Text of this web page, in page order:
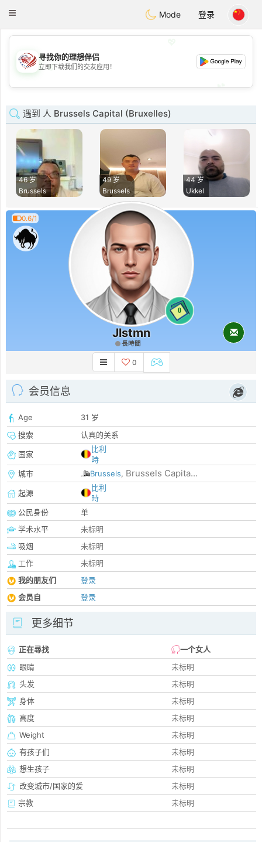
Dating
Toggle
Mode 登录
💖
寻找你的理想伴侣
立即下载我们的交友应用！
遇到 人 Brussels Capital (Bruxelles)
46 岁
Brussels
49 岁
Brussels
44 岁
Ukkel
0.6/1
0
Jlstmn
長時間
0
会员信息
Age
31 岁
搜索
认真的关系
国家
比利
時
城市
Brussels, Brussels Capita...
起源
比利
時
公民身份
单
学术水平
未标明
吸烟
未标明
工作
未标明
我的朋友们
登录
会员自
登录
更多细节
正在尋找
一个女人
眼睛
未标明
头发
未标明
身体
未标明
高度
未标明
Weight
未标明
有孩子们
未标明
想生孩子
未标明
改变城市/国家的爱
未标明
宗教
未标明